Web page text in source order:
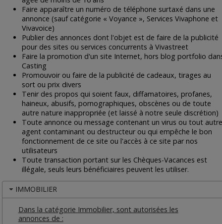
Faire apparaître un numéro de téléphone surtaxé dans une
annonce (sauf catégorie « Voyance », Services Vivaphone et
Vivavoice)
Publier des annonces dont l'objet est de faire de la publicité
pour des sites ou services concurrents à Vivastreet
Faire la promotion d'un site Internet, hors blog portfolio
Casting
Promouvoir ou faire de la publicité de cadeaux, tirages au
sort ou prix divers
Tenir des propos qui soient faux, diffamatoires, profanes,
haineux, abusifs, pornographiques, obscènes ou de toute
autre nature inappropriée (et laissé à notre seule discrétion)
Toute annonce ou message contenant un virus ou tout autre
agent contaminant ou destructeur ou qui empêche le bon
fonctionnement de ce site ou l'accès à ce site par nos
utilisateurs
Toute transaction portant sur les Chèques-Vacances est
illégale, seuls leurs bénéficiaires peuvent les utiliser.
IMMOBILIER
Dans la catégorie Immobilier, sont autorisées les
annonces de :